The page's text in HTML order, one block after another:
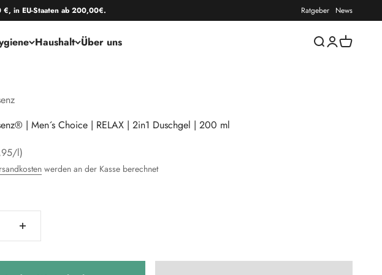
€, in EU-Staaten ab 200,00€. Ratgeber News
Haushalt Über uns Suche öffnen
| Men´s Choice | RELAX | 2in1 Duschgel | 200 ml
l)
werden an der Kasse berechnet